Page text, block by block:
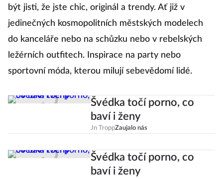
být jisti, že jste chic, originál a trendy. Ať již v
jedinečných kosmopolitních městských modelech
do kanceláře nebo na schůzku nebo v rebelských
ležérních outfitech. Inspirace na party nebo
sportovní móda, kterou milují sebevědomí lidé.
Švédka točí porno, co
baví i ženy
Jn TroppZaujalo nás
Švédka točí porno, co
baví i ženy